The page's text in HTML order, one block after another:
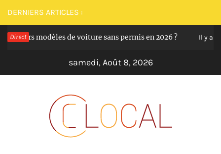
Passer
au
contenu
DERNIERS ARTICLES :
Directmodèles de voiture sans permis en 2026 ? Il y a 12
samedi, Août 8, 2026